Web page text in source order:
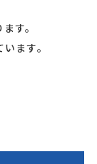
す。
ます。